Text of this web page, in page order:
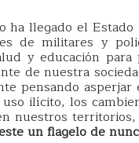
ha llegado el
de militares y
y educación
de nuestra
pensando
ilícito, los
nuestros territorios,
un flagelo de